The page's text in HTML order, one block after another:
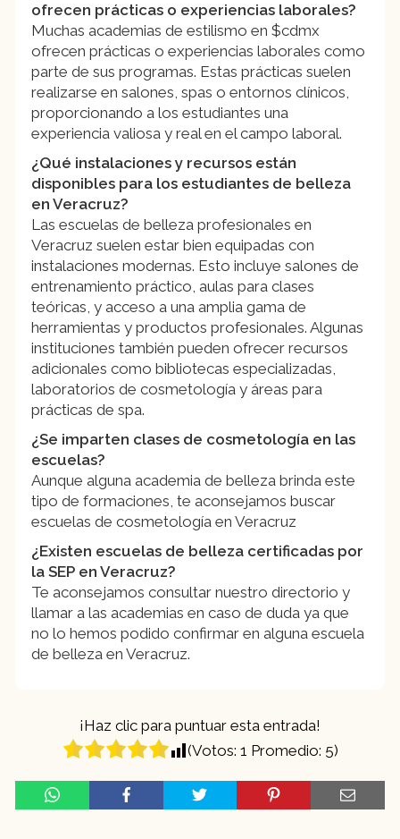
ofrecen prácticas o experiencias laborales?
Muchas academias de estilismo en $cdmx
ofrecen prácticas o experiencias laborales como
parte de sus programas. Estas prácticas suelen
realizarse en salones, spas o entornos clínicos,
proporcionando a los estudiantes una
experiencia valiosa y real en el campo laboral.
¿Qué instalaciones y recursos están
disponibles para los estudiantes de belleza
en Veracruz?
Las escuelas de belleza profesionales en
Veracruz suelen estar bien equipadas con
instalaciones modernas. Esto incluye salones de
entrenamiento práctico, aulas para clases
teóricas, y acceso a una amplia gama de
herramientas y productos profesionales. Algunas
instituciones también pueden ofrecer recursos
adicionales como bibliotecas especializadas,
laboratorios de cosmetología y áreas para
prácticas de spa.
¿Se imparten clases de cosmetología en las
escuelas?
Aunque alguna academia de belleza brinda este
tipo de formaciones, te aconsejamos buscar
escuelas de cosmetología en Veracruz
¿Existen escuelas de belleza certificadas por
la SEP en Veracruz?
Te aconsejamos consultar nuestro directorio y
llamar a las academias en caso de duda ya que
no lo hemos podido confirmar en alguna escuela
de belleza en Veracruz.
¡Haz clic para puntuar esta entrada!
(Votos: 1 Promedio: 5)